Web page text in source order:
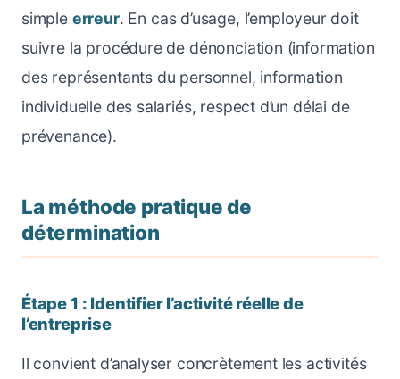
simple erreur. En cas d’usage, l’employeur doit
suivre la procédure de dénonciation (information
des représentants du personnel, information
individuelle des salariés, respect d’un délai de
prévenance).
La méthode pratique de
détermination
Étape 1 : Identifier l’activité réelle de
l’entreprise
Il convient d’analyser concrètement les activités